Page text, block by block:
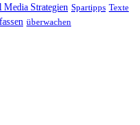
Media Strategien Spartipps Texte
überwachen